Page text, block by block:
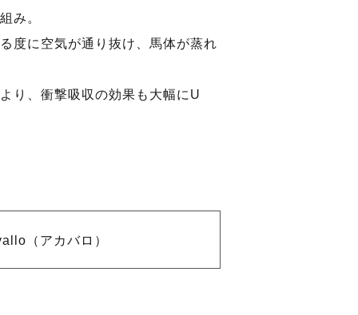
み。
度に空気が通り抜け、馬体が蒸れ
り、衝撃吸収の効果も大幅にU
（アカバロ）